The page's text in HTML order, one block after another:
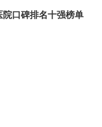
口碑排名十强榜单